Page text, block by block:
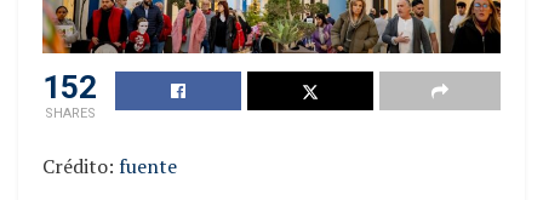
152
SHARES
Crédito: fuente